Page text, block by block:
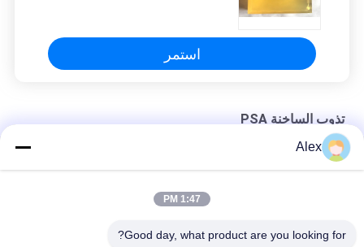
استمر
تذوب الساخنة PSA
ضوء أصفر حار تذوب PSA لتضميد الجص الطبي الجراحي
Alex
1:47 PM
Good day, what product are you looking for?